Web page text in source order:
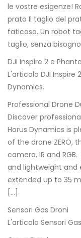
le vostre esigenze!
prato Il taglio del
faticoso. Un robot
taglio, senza
DJI Inspire 2 e
L'articolo DJI Inspire
Dynamics.
Professional Drone
Discover
Horus Dynamics is
of the drone ZERO,
camera, IR and
and lightweight and
extended up to 35
[…]
Sensori Gas Droni
L'articolo Sensori